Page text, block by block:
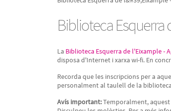
Biblioteca Esquerra
La Biblioteca Esquerra de l'Eixample -
disposa d'Internet i xarxa wi-fi. En
Recorda que les inscripcions per a
personalment al taulell de la
Avís important:Temporalment,